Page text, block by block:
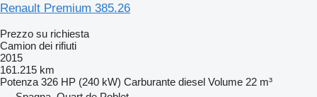
Renault Premium 385.26
Prezzo su richiesta
Camion dei rifiuti
2015
161.215 km
Potenza 326 HP (240 kW) Carburante diesel Volume 22 m³